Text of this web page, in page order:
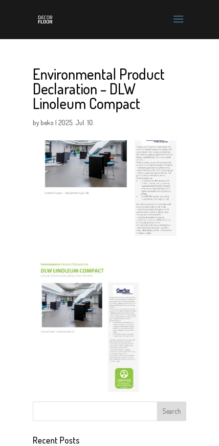
Environmental Product
Declaration – DLW
Linoleum Compact
bybeko |2025. Jul. 10.
Recent Posts